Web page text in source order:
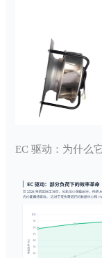
EC 驱动：为什么